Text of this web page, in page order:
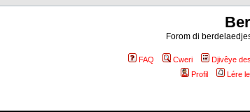
Forom di
FAQ Cweri Djivêye
Profil
Lére